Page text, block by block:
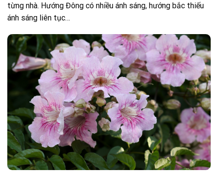
từng nhà. Hướng Đông có nhiều ánh sáng, hướng bắc thiếu
ánh sáng liên tục…